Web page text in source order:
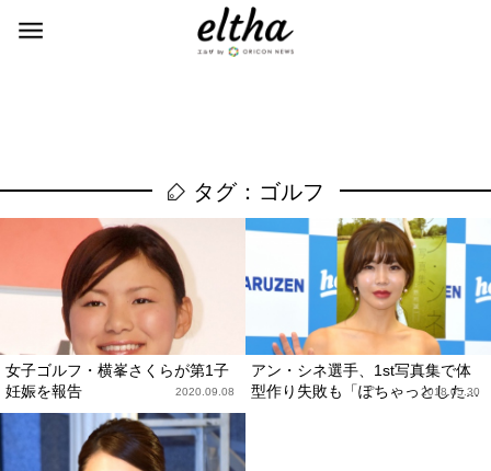
タグ：ゴルフ
女子ゴルフ・横峯さくらが第1子
妊娠を報告
2020.09.08
アン・シネ選手、1st写真集で体
型作り失敗も「ぽちゃっとした...
2018.05.30